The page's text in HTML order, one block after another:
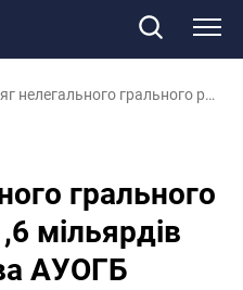
Обсяг нелегального грального ринку сягнув 61,6 мільярдів гривень – голова АУОГБ
грального
мільярдів
АУОГБ